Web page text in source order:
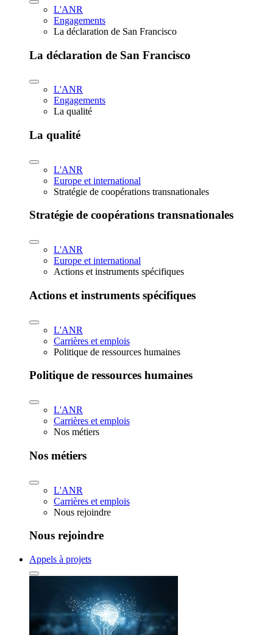
L'ANR
Engagements
La déclaration de San Francisco
La déclaration de San Francisco
L'ANR
Engagements
La qualité
La qualité
L'ANR
Europe et international
Stratégie de coopérations transnationales
Stratégie de coopérations transnationales
L'ANR
Europe et international
Actions et instruments spécifiques
Actions et instruments spécifiques
L'ANR
Carrières et emplois
Politique de ressources humaines
Politique de ressources humaines
L'ANR
Carrières et emplois
Nos métiers
Nos métiers
L'ANR
Carrières et emplois
Nous rejoindre
Nous rejoindre
Appels à projets